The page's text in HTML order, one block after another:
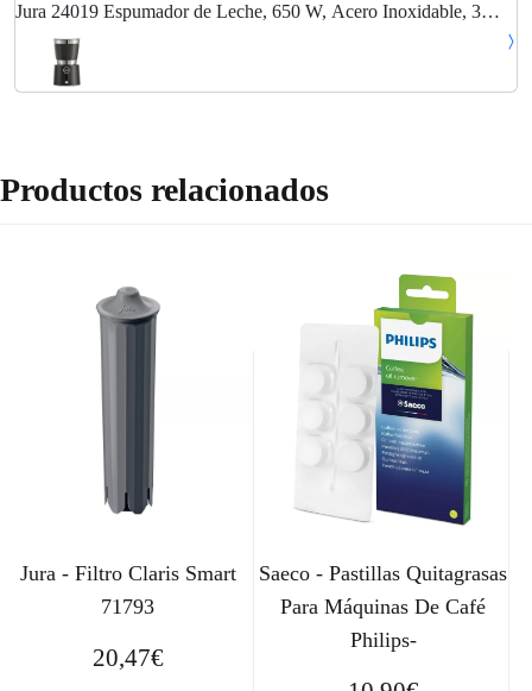
Jura 24019 Espumador de Leche, 650 W, Acero Inoxidable, 3
Productos relacionados
Jura - Filtro Claris Smart
71793
20,47€
Saeco - Pastillas Quitagrasas
Para Máquinas De Café
Philips-